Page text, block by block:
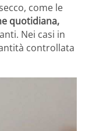
come le
quotidiana,
Nei casi in
controllata